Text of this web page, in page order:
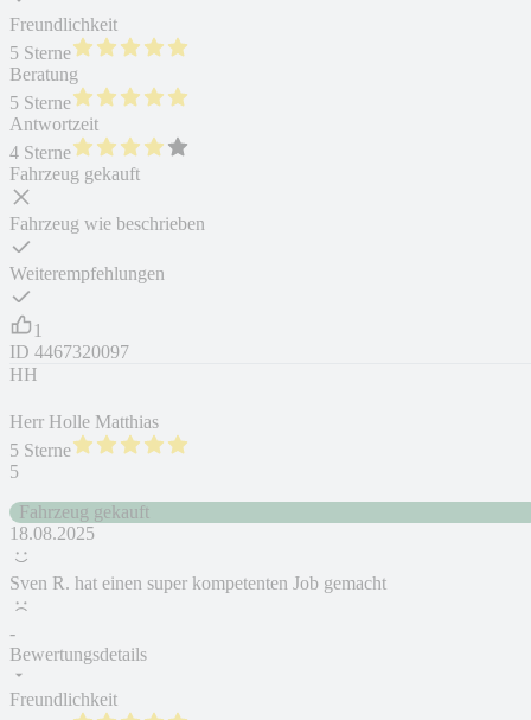
Freundlichkeit
5 Sterne
Beratung
5 Sterne
Antwortzeit
4 Sterne
Fahrzeug gekauft
Fahrzeug wie beschrieben
Weiterempfehlungen
1
ID 4467320097
HH
Herr Holle Matthias
5 Sterne
5
Fahrzeug gekauft
18.08.2025
Sven R. hat einen super kompetenten Job gemacht
-
Bewertungsdetails
Freundlichkeit